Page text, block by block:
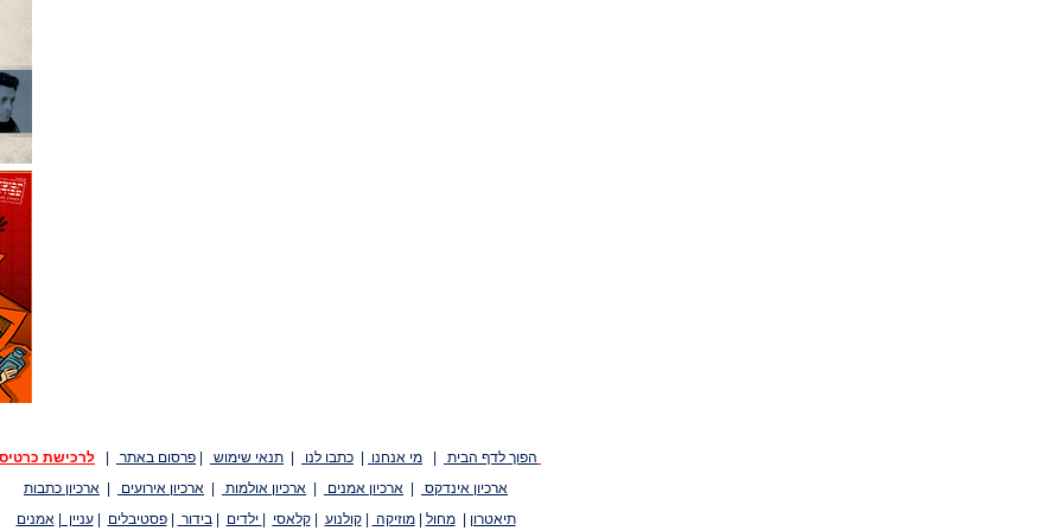
הפוך לדף הבית מי אנחנו כתבו לנו תנאי שימוש פרסום באתר
לרכישת
ארכיון אינדקס
ארכיון אמנים ארכיון אולמות ארכיון אירועים
ארכיון כתבות
תיאטרון
|מחול |מוזיקה |קולנוע |קלאסי ילדים |בידור |פסטיבלים |עניין |אמנים